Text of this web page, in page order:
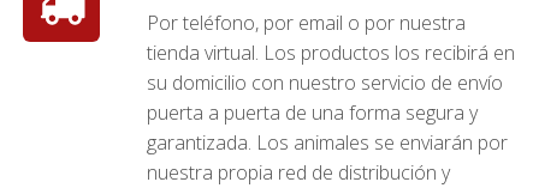
Por teléfono, por email o por nuestra
tienda virtual. Los productos los recibirá en
su domicilio con nuestro servicio de envío
puerta a puerta de una forma segura y
garantizada. Los animales se enviarán por
nuestra propia red de distribución y